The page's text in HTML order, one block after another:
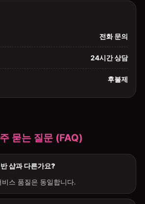
전화 문의
24시간 상담
후불제
묻는 질문 (FAQ)
샵과 다른가요?
스 품질은 동일합니다.